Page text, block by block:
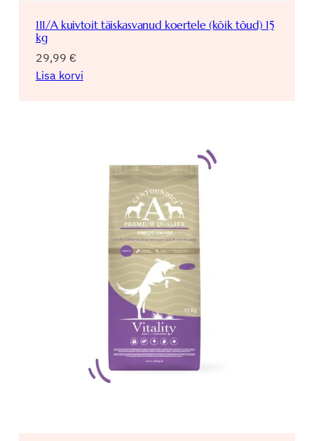
111/A kuivtoit täiskasvanud koertele (kõik tõud) 15
kg
29,99 €
Lisa korvi